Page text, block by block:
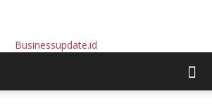
Businessupdate.id